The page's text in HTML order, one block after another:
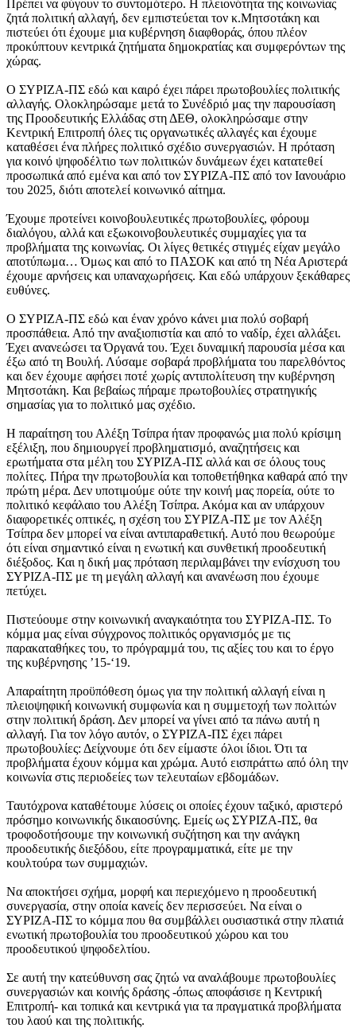
Πρέπει να φύγουν το συντομότερο. Η πλειονότητα της κοινωνίας
ζητά πολιτική αλλαγή, δεν εμπιστεύεται τον κ.Μητσοτάκη και
πιστεύει ότι έχουμε μια κυβέρνηση διαφθοράς, όπου πλέον
προκύπτουν κεντρικά ζητήματα δημοκρατίας και συμφερόντων της
χώρας.
Ο ΣΥΡΙΖΑ-ΠΣ εδώ και καιρό έχει πάρει πρωτοβουλίες πολιτικής
αλλαγής. Ολοκληρώσαμε μετά το Συνέδριό μας την παρουσίαση
της Προοδευτικής Ελλάδας στη ΔΕΘ, ολοκληρώσαμε στην
Κεντρική Επιτροπή όλες τις οργανωτικές αλλαγές και έχουμε
καταθέσει ένα πλήρες πολιτικό σχέδιο συνεργασιών. Η πρόταση
για κοινό ψηφοδέλτιο των πολιτικών δυνάμεων έχει κατατεθεί
προσωπικά από εμένα και από τον ΣΥΡΙΖΑ-ΠΣ από τον Ιανουάριο
του 2025, διότι αποτελεί κοινωνικό αίτημα.
Έχουμε προτείνει κοινοβουλευτικές πρωτοβουλίες, φόρουμ
διαλόγου, αλλά και εξωκοινοβουλευτικές συμμαχίες για τα
προβλήματα της κοινωνίας. Οι λίγες θετικές στιγμές είχαν μεγάλο
αποτύπωμα… Όμως και από το ΠΑΣΟΚ και από τη Νέα Αριστερά
έχουμε αρνήσεις και υπαναχωρήσεις. Και εδώ υπάρχουν ξεκάθαρες
ευθύνες.
Ο ΣΥΡΙΖΑ-ΠΣ εδώ και έναν χρόνο κάνει μια πολύ σοβαρή
προσπάθεια. Από την αναξιοπιστία και από το ναδίρ, έχει αλλάξει.
Έχει ανανεώσει τα Όργανά του. Έχει δυναμική παρουσία μέσα και
έξω από τη Βουλή. Λύσαμε σοβαρά προβλήματα του παρελθόντος
και δεν έχουμε αφήσει ποτέ χωρίς αντιπολίτευση την κυβέρνηση
Μητσοτάκη. Και βεβαίως πήραμε πρωτοβουλίες στρατηγικής
σημασίας για το πολιτικό μας σχέδιο.
Η παραίτηση του Αλέξη Τσίπρα ήταν προφανώς μια πολύ κρίσιμη
εξέλιξη, που δημιουργεί προβληματισμό, αναζητήσεις και
ερωτήματα στα μέλη του ΣΥΡΙΖΑ-ΠΣ αλλά και σε όλους τους
πολίτες. Πήρα την πρωτοβουλία και τοποθετήθηκα καθαρά από την
πρώτη μέρα. Δεν υποτιμούμε ούτε την κοινή μας πορεία, ούτε το
πολιτικό κεφάλαιο του Αλέξη Τσίπρα. Ακόμα και αν υπάρχουν
διαφορετικές οπτικές, η σχέση του ΣΥΡΙΖΑ-ΠΣ με τον Αλέξη
Τσίπρα δεν μπορεί να είναι αντιπαραθετική. Αυτό που θεωρούμε
ότι είναι σημαντικό είναι η ενωτική και συνθετική προοδευτική
διέξοδος. Και η δική μας πρόταση περιλαμβάνει την ενίσχυση του
ΣΥΡΙΖΑ-ΠΣ με τη μεγάλη αλλαγή και ανανέωση που έχουμε
πετύχει.
Πιστεύουμε στην κοινωνική αναγκαιότητα του ΣΥΡΙΖΑ-ΠΣ. Το
κόμμα μας είναι σύγχρονος πολιτικός οργανισμός με τις
παρακαταθήκες του, το πρόγραμμά του, τις αξίες του και το έργο
της κυβέρνησης ’15-‘19.
Απαραίτητη προϋπόθεση όμως για την πολιτική αλλαγή είναι η
πλειοψηφική κοινωνική συμφωνία και η συμμετοχή των πολιτών
στην πολιτική δράση. Δεν μπορεί να γίνει από τα πάνω αυτή η
αλλαγή. Για τον λόγο αυτόν, ο ΣΥΡΙΖΑ-ΠΣ έχει πάρει
πρωτοβουλίες: Δείχνουμε ότι δεν είμαστε όλοι ίδιοι. Ότι τα
προβλήματα έχουν κόμμα και χρώμα. Αυτό εισπράττω από όλη την
κοινωνία στις περιοδείες των τελευταίων εβδομάδων.
Ταυτόχρονα καταθέτουμε λύσεις οι οποίες έχουν ταξικό, αριστερό
πρόσημο κοινωνικής δικαιοσύνης. Εμείς ως ΣΥΡΙΖΑ-ΠΣ, θα
τροφοδοτήσουμε την κοινωνική συζήτηση και την ανάγκη
προοδευτικής διεξόδου, είτε προγραμματικά, είτε με την
κουλτούρα των συμμαχιών.
Να αποκτήσει σχήμα, μορφή και περιεχόμενο η προοδευτική
συνεργασία, στην οποία κανείς δεν περισσεύει. Να είναι ο
ΣΥΡΙΖΑ-ΠΣ το κόμμα που θα συμβάλλει ουσιαστικά στην πλατιά
ενωτική πρωτοβουλία του προοδευτικού χώρου και του
προοδευτικού ψηφοδελτίου.
Σε αυτή την κατεύθυνση σας ζητώ να αναλάβουμε πρωτοβουλίες
συνεργασιών και κοινής δράσης -όπως αποφάσισε η Κεντρική
Επιτροπή- και τοπικά και κεντρικά για τα πραγματικά προβλήματα
του λαού και της πολιτικής.